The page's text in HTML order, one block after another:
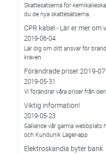
Skattesatserna för
du de nya skattesatserna.
CPR kabel - Lär er mer om
2019-06-04
Lär dig om ditt ansvar för
kraven.
Förändrade priser 2019-
2019-05-31
Vi förändrar våra priser från
Viktig information!
2019-05-23
Gällande vår gamla
och Kundunik Lager-app
Elektroskandia byter bank